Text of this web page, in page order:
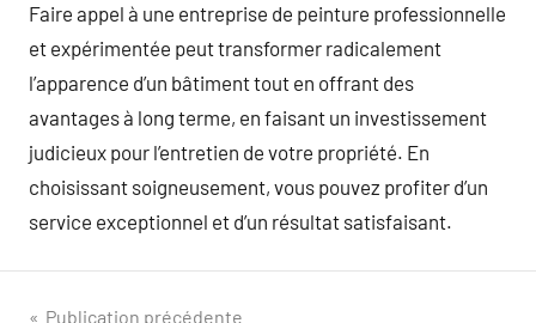
Faire appel à une entreprise de peinture professionnelle
et expérimentée peut transformer radicalement
l’apparence d’un bâtiment tout en offrant des
avantages à long terme, en faisant un investissement
judicieux pour l’entretien de votre propriété. En
choisissant soigneusement, vous pouvez profiter d’un
service exceptionnel et d’un résultat satisfaisant.
Publication précédente